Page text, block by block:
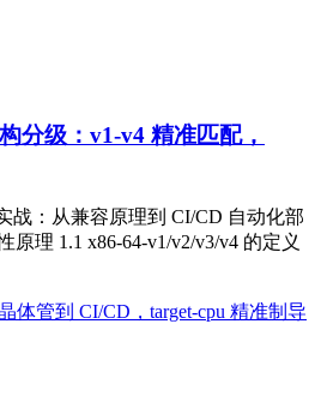
分级：v1-v4 精准匹配，
战：从兼容原理到 CI/CD 自动化部
理 1.1 x86-64-v1/v2/v3/v4 的定义